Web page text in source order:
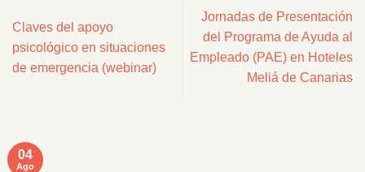
Claves del apoyo
psicológico en situaciones
de emergencia (webinar)
Jornadas de Presentación
del Programa de Ayuda al
Empleado (PAE) en Hoteles
Meliá de Canarias
04
Ago